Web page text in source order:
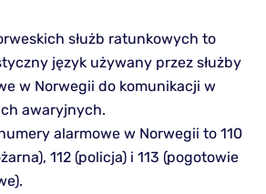
służb ratunkowych to
język używany przez służby
w Norwegii do komunikacji w
awaryjnych.
alarmowe w Norwegii to 110
112 (policja) i 113 (pogotowie